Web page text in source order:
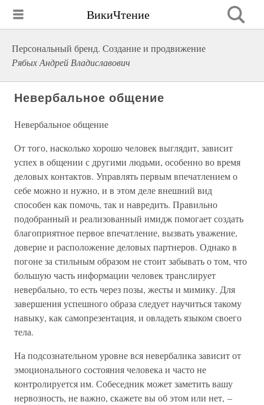
ВикиЧтение
Персональный бренд. Создание и продвижение
Рябых Андрей Владиславович
Невербальное общение
Невербальное общение
От того, насколько хорошо человек выглядит, зависит
успех в общении с другими людьми, особенно во время
деловых контактов. Управлять первым впечатлением о
себе можно и нужно, и в этом деле внешний вид
способен как помочь, так и навредить. Правильно
подобранный и реализованный имидж помогает создать
благоприятное первое впечатление, вызвать уважение,
доверие и расположение деловых партнеров. Однако в
погоне за стильным образом не стоит забывать о том, что
большую часть информации человек транслирует
невербально, то есть через позы, жесты и мимику. Для
завершения успешного образа следует научиться такому
навыку, как самопрезентация, и овладеть языком своего
тела.
На подсознательном уровне вся невербалика зависит от
эмоционального состояния человека и часто не
контролируется им. Собеседник может заметить вашу
нервозность, не важно, скажете вы об этом или нет, –